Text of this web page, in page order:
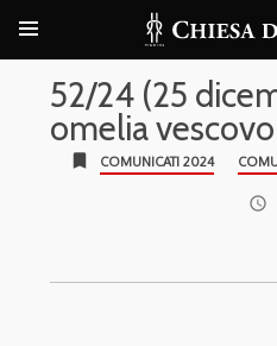
52/24 (25
omelia
bookmark COMUNICATI 2024
access_time